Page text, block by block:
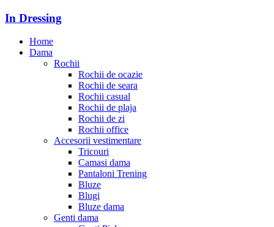
In Dressing
Home
Dama
Rochii
Rochii de ocazie
Rochii de seara
Rochii casual
Rochii de plaja
Rochii de zi
Rochii office
Accesorii vestimentare
Tricouri
Camasi dama
Pantaloni Trening
Bluze
Blugi
Bluze dama
Genti dama